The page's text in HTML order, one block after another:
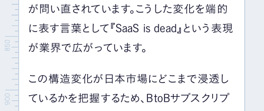
が問い直されています。こうした変化を端的
に表す言葉として『SaaS is dead』という表現
が業界で広がっています。
この構造変化が日本市場にどこまで浸透し
ているかを把握するため、BtoBサブスクリプ